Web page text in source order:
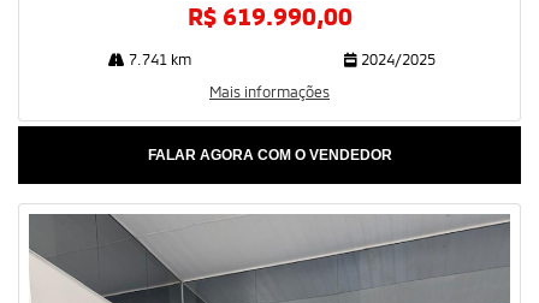
R$ 619.990,00
7.741 km
2024/2025
Mais informações
FALAR AGORA COM O VENDEDOR